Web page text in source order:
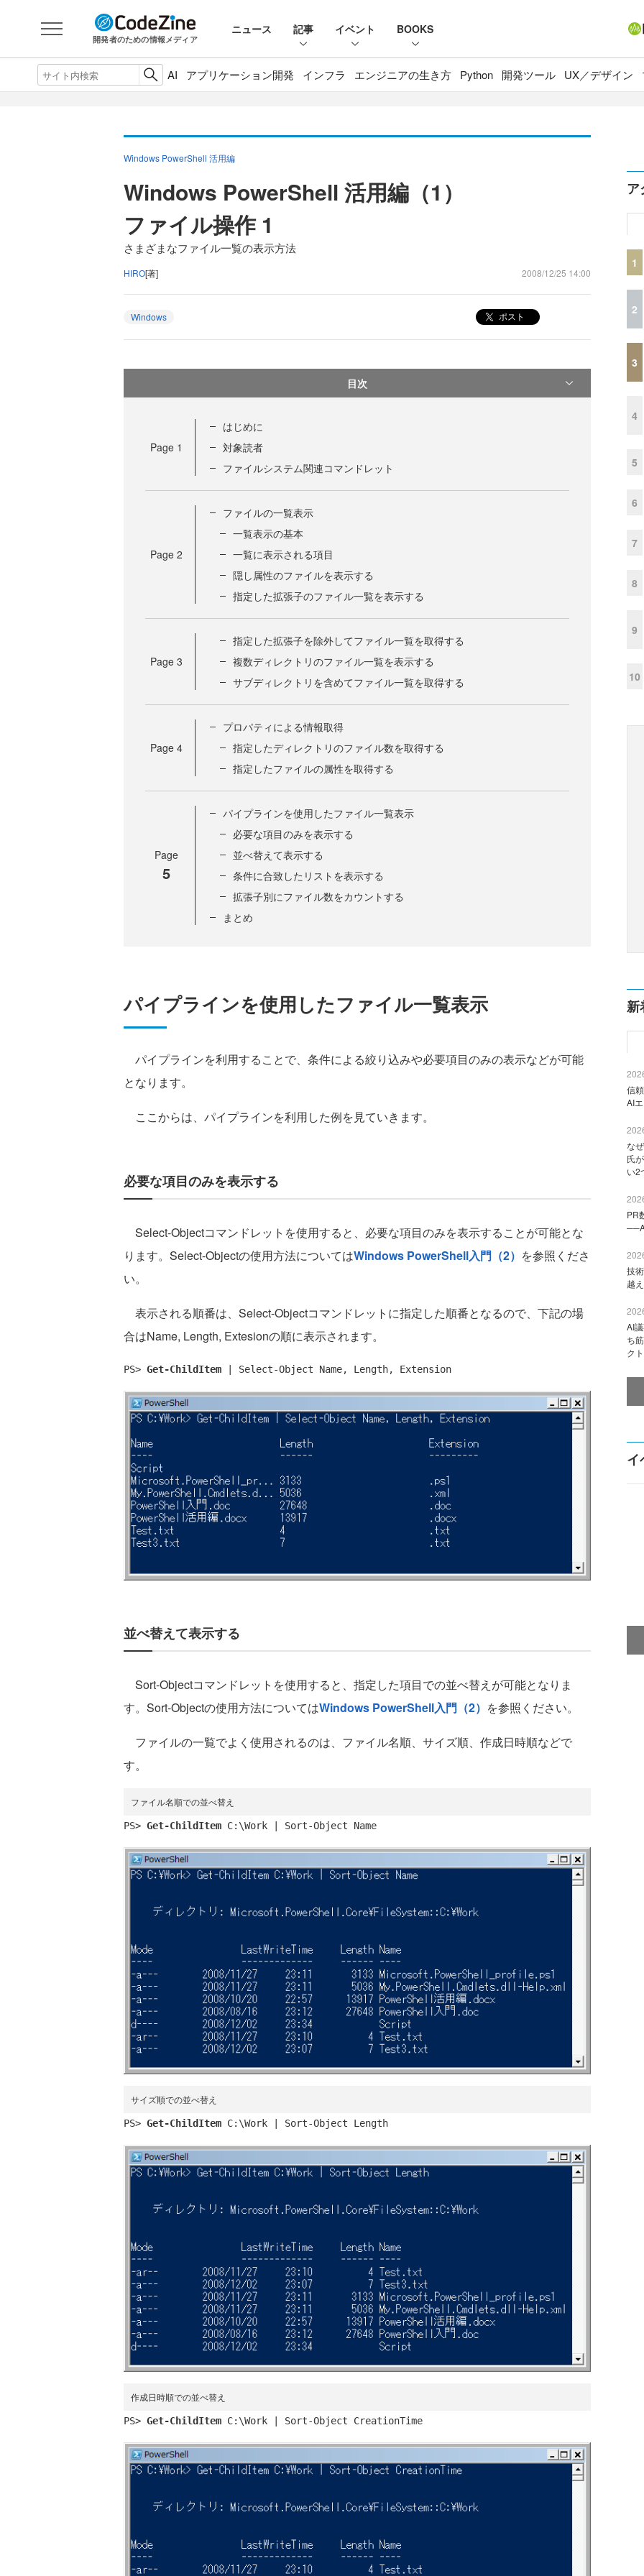
開発者のための情報メディア
ニュース 記事 イベント BOOKS
AI アプリケーション開発 インフラ エンジニアの生き方 Python 開発ツール UX／デザイン
Windows PowerShell 活用編
Windows PowerShell 活用編（1）
ファイル操作 1
さまざまなファイル一覧の表示方法
HIRO[著] 2008/12/25 14:00
Windows ポスト
目次
Page 1
はじめに
対象読者
ファイルシステム関連コマンドレット
Page 2
ファイルの一覧表示
一覧表示の基本
一覧に表示される項目
隠し属性のファイルを表示する
指定した拡張子のファイル一覧を表示する
Page 3
指定した拡張子を除外してファイル一覧を取得する
複数ディレクトリのファイル一覧を表示する
サブディレクトリを含めてファイル一覧を取得する
Page 4
プロパティによる情報取得
指定したディレクトリのファイル数を取得する
指定したファイルの属性を取得する
Page
5
パイプラインを使用したファイル一覧表示
必要な項目のみを表示する
並べ替えて表示する
条件に合致したリストを表示する
拡張子別にファイル数をカウントする
まとめ
パイプラインを使用したファイル一覧表示
パイプラインを利用することで、条件による絞り込みや必要項目のみの表示などが可能
となります。
ここからは、パイプラインを利用した例を見ていきます。
必要な項目のみを表示する
Select-Objectコマンドレットを使用すると、必要な項目のみを表示することが可能とな
ります。Select-Objectの使用方法についてはWindows PowerShell入門（2） を参照くださ
い。
表示される順番は、Select-Objectコマンドレットに指定した順番となるので、下記の場
合はName, Length, Extesionの順に表示されます。
PS> Get-ChildItem | Select-Object Name, Length, Extension
並べ替えて表示する
Sort-Objectコマンドレットを使用すると、指定した項目での並べ替えが可能となりま
す。Sort-Objectの使用方法についてはWindows PowerShell入門（2） を参照ください。
ファイルの一覧でよく使用されるのは、ファイル名順、サイズ順、作成日時順などで
す。
ファイル名順での並べ替え
PS> Get-ChildItem C:\Work | Sort-Object Name
サイズ順での並べ替え
PS> Get-ChildItem C:\Work | Sort-Object Length
作成日時順での並べ替え
PS> Get-ChildItem C:\Work | Sort-Object CreationTime
ア
1
2
3
4
5
6
7
8
9
10
新
信
AI
な
氏
い2
PR
技
越
AI
ち
ク
イ